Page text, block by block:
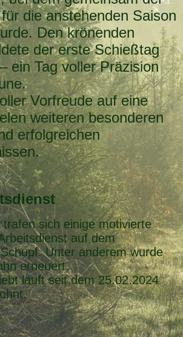
die anstehenden Saison
Den krönenden
der erste Schießtag
ein Tag voller Präzision
Vorfreude auf eine
weiteren besonderen
erfolgreichen
sich einige motivierte
auf dem
Unter anderem wurde
erneuert.
läuft seit dem 25.02.2024